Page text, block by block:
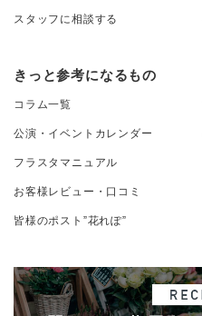
スタッフに相談する
きっと参考になるもの
コラム一覧
公演・イベントカレンダー
フラスタマニュアル
お客様レビュー・口コミ
皆様のポスト”花れぽ”